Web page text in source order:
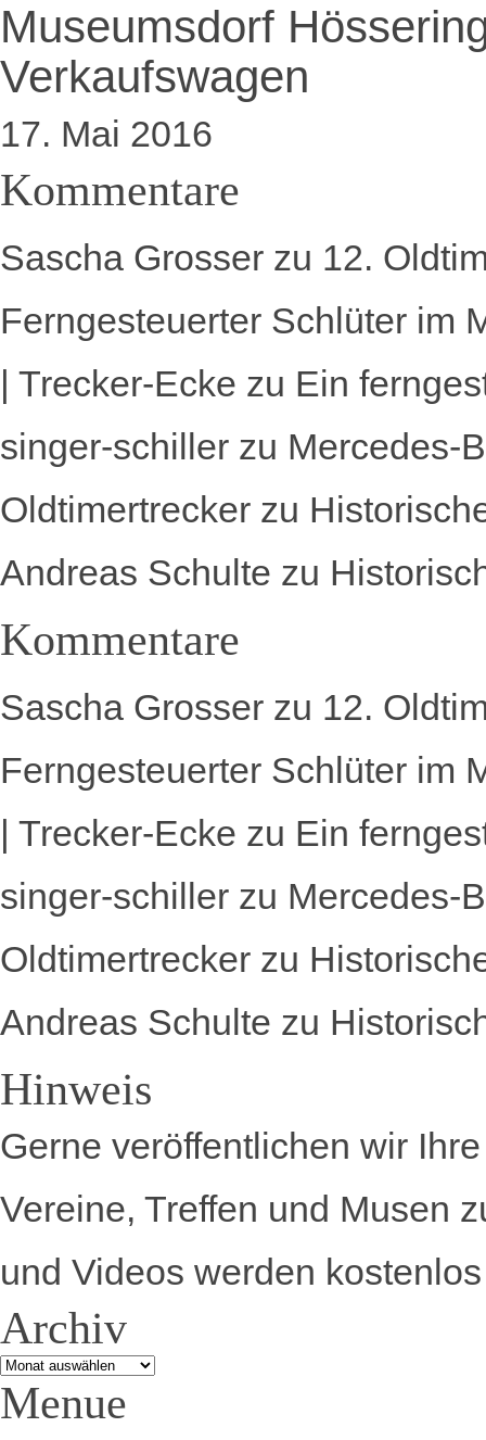
Museumsdorf
Verkaufswagen
17. Mai 2016
Kommentare
Sascha Grosser zu 12.
Ferngesteuerter Schlüter im
| Trecker-Ecke zu Ein
singer-schiller zu Mercedes-
Oldtimertrecker zu
Andreas Schulte zu
Kommentare
Sascha Grosser zu 12.
Ferngesteuerter Schlüter im
| Trecker-Ecke zu Ein
singer-schiller zu Mercedes-
Oldtimertrecker zu
Andreas Schulte zu
Hinweis
Gerne veröffentlichen wir
Vereine, Treffen und Musen
und Videos werden
Archiv
Archiv
Menue